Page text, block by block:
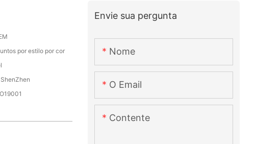
por estilo por cor
Envie sua pergunta
Nome
O Email
Contente